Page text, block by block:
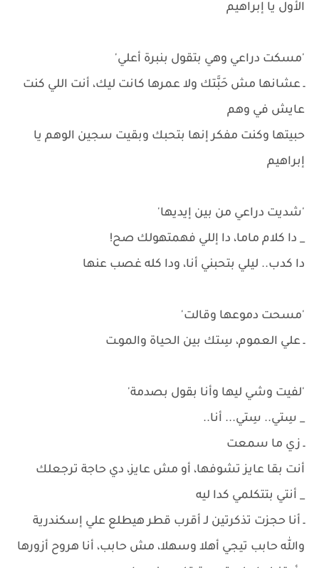
الأول يا إبراهيم
'مسكت دراعي وهي بتقول بنبرة أعلي'
ـ عشانها مش حَبَّتك ولا عمرها كانت ليك، أنت اللي كنت
عايش في وهم
حبيتها وكنت مفكر إنها بتحبك وبقيت سجين الوهم يا
إبراهيم
'شديت دراعي من بين إيديها'
_ دا كلام ماما، دا إللي فهمتهولك صح!
دا كدب.. ليلي بتحبني أنا، ودا كله غصب عنها
'مسحت دموعها وقالت'
ـ علي العموم، سِتك بين الحياة والموـت
'لفيت وشي ليها وأنا بقول بصدمة'
_ سِتي.. سِتي... أنا..
ـ زي ما سمعت
أنت بقا عايز تشوفها، أو مش عايز، دي حاجة ترجعلك
_ أنتي بتتكلمي كدا ليه
ـ أنا حجزت تذكرتين لـ أقرب قطر هيطلع علي إسكندرية
والله حابب تيجي أهلا وسهلا، مش حابب، أنا هروح أزورها